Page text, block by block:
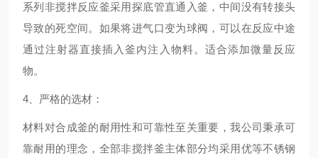
系列非搅拌反应釜采用探底管直通入釜，中间没有转接头
导致的死空间。如果将进气口变为球阀，可以在反应中途
通过注射器直接插入釜内注入物料。适合添加微量反应
物。
4、严格的选材：
材料对合成釜的耐用性和可靠性至关重要，我公司秉承可
靠耐用的理念，全部非搅拌釜主体部分均采用优等不锈钢